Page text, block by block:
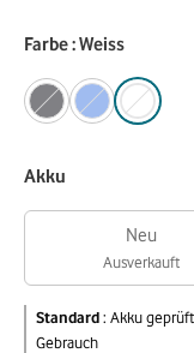
Farbe : Weiss
Akku
Neu
Ausverkauft
Standard: Akku
Gebrauch